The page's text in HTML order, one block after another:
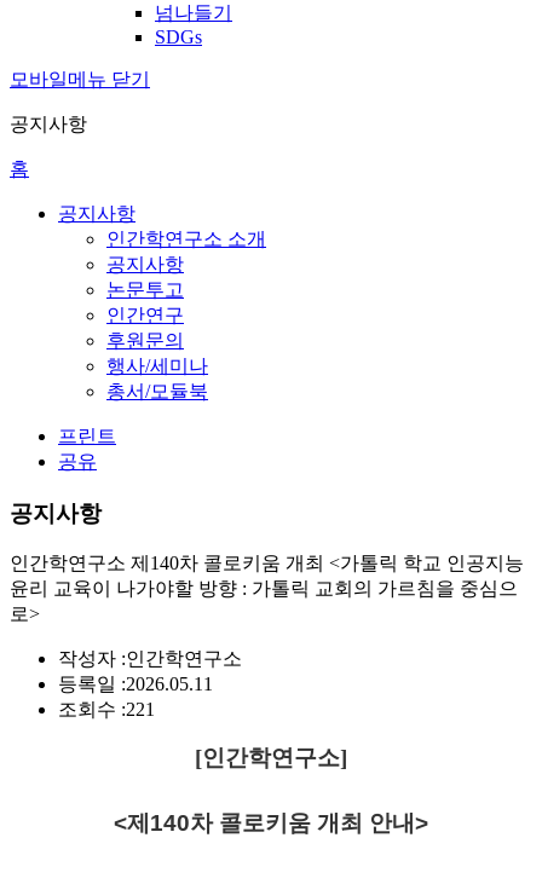
넘나들기
SDGs
모바일메뉴 닫기
공지사항
홈
공지사항
인간학연구소 소개
공지사항
논문투고
인간연구
후원문의
행사/세미나
총서/모듈북
프린트
공유
공지사항
인간학연구소 제140차 콜로키움 개최 <가톨릭 학교 인공지능
윤리 교육이 나가야할 방향 : 가톨릭 교회의 가르침을 중심으
로>
작성자 :인간학연구소
등록일 :2026.05.11
조회수 :221
[인간학연구소]
<제140차 콜로키움 개최 안내>